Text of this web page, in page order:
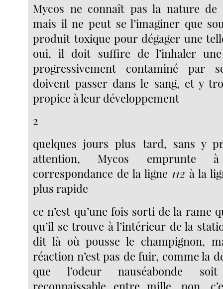
Mycos ne connaît pas la nature de
mais il ne peut se l’imaginer que
produit toxique pour dégager une
oui, il doit suffire de l’inhaler
progressivement contaminé par
doivent passer dans le sang, et y
propice à leur développement
2
quelques jours plus tard, sans y
attention, Mycos emprunte
correspondance de la ligne 112 à la
plus rapide
ce n’est qu’une fois sorti de la rame
qu’il se trouve à l’intérieur de la
dit là où pousse le champignon,
réaction n’est pas de fuir, comme la
que l’odeur nauséabonde
reconnaissable entre mille, non,